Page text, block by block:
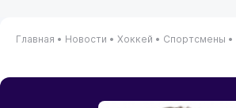
Главная • Новости • Хоккей • Спортсмены •